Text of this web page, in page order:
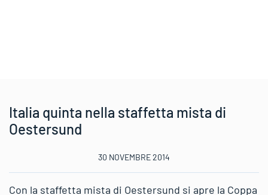
Italia quinta nella staffetta mista di
Oestersund
30 NOVEMBRE 2014
Con la staffetta mista di Oestersund si apre la Coppa